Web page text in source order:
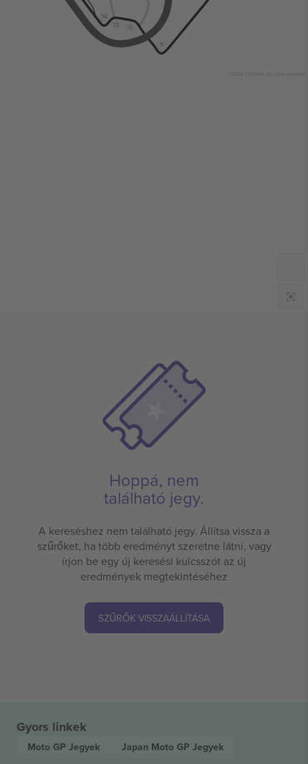
11
12
13
14
© 2024 Ticombo. All rights reserved
Hoppá, nem
található jegy.
A kereséshez nem található jegy. Állítsa vissza a
szűrőket, ha több eredményt szeretne látni, vagy
írjon be egy új keresési kulcsszót az új
eredmények megtekintéséhez
SZŰRŐK VISSZAÁLLÍTÁSA
Gyors linkek
Moto GP Jegyek Japan Moto GP Jegyek